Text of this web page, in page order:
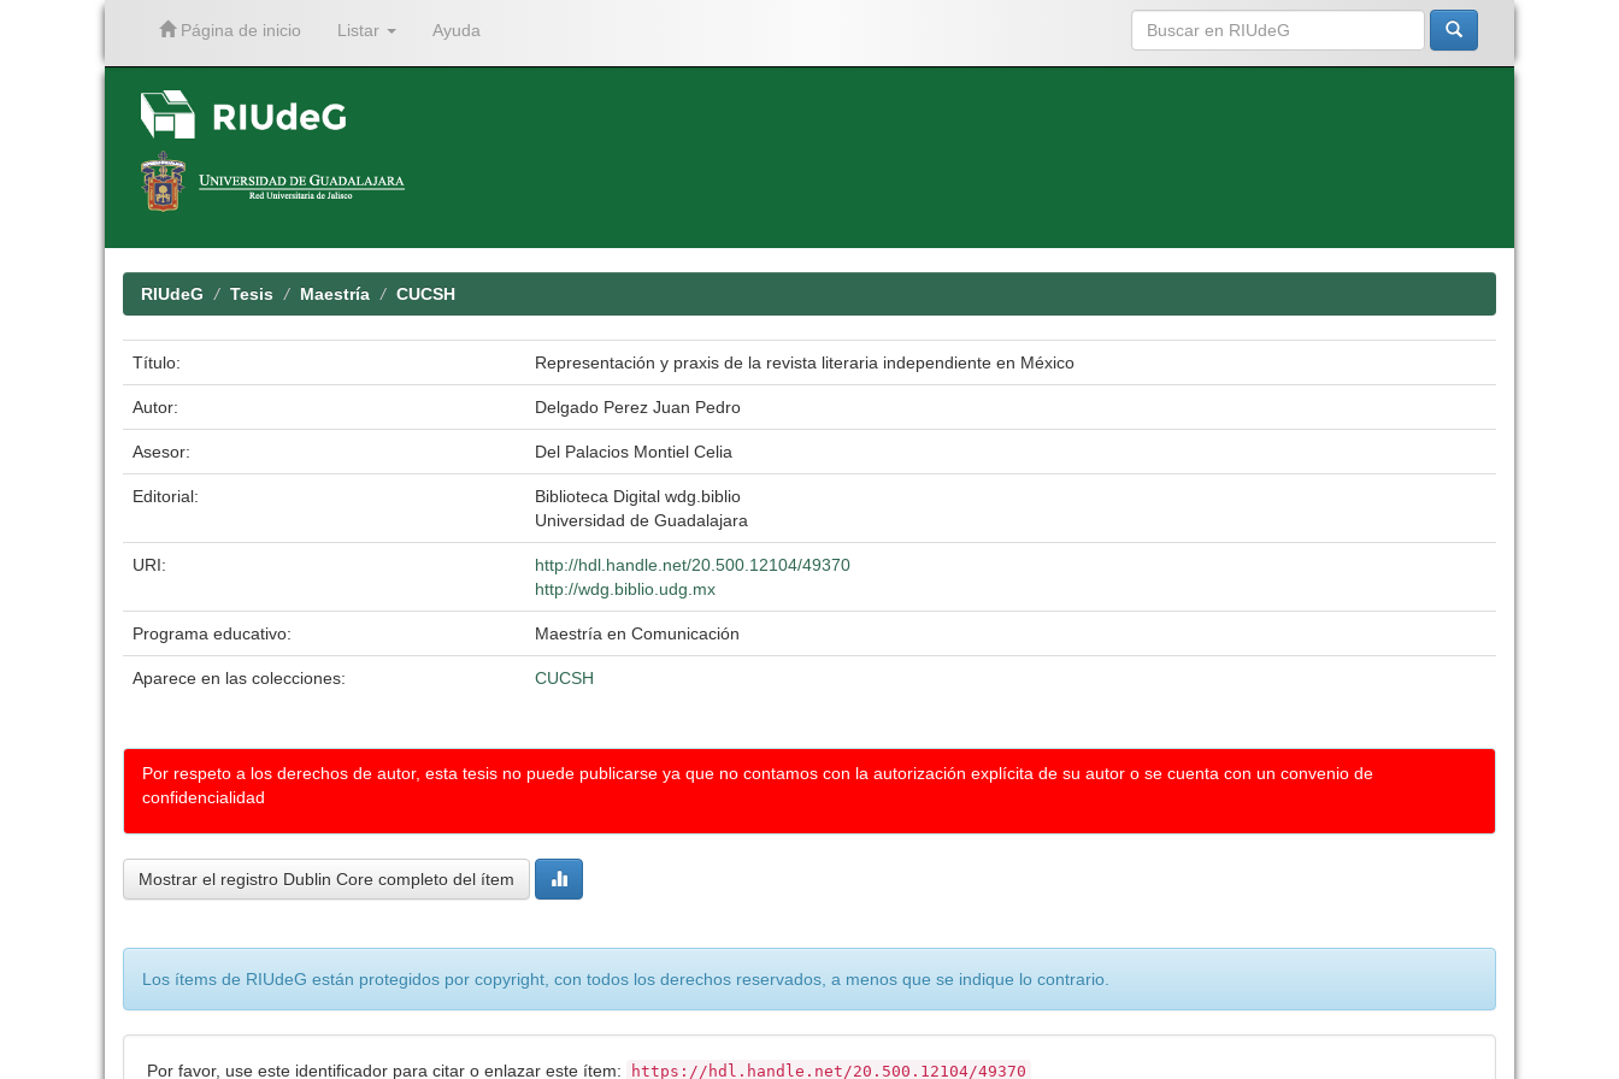
Página de inicio Listar Ayuda
RIUdeG Tesis Maestría CUCSH
Título: Representación y praxis de la revista literaria independiente en México
Autor: Delgado Perez Juan Pedro
Asesor: Del Palacios Montiel Celia
Editorial:
Biblioteca Digital wdg.biblio
Universidad de Guadalajara
URI:
http://hdl.handle.net/20.500.12104/49370
http://wdg.biblio.udg.mx
Programa educativo: Maestría en Comunicación
Aparece en las colecciones: CUCSH
Por respeto a los derechos de autor, esta tesis no puede publicarse ya que no contamos con la autorización explícita de su autor o se cuenta con un convenio de
confidencialidad
Mostrar el registro Dublin Core completo del ítem
Los ítems de RIUdeG están protegidos por copyright, con todos los derechos reservados, a menos que se indique lo contrario.
Por favor, use este identificador para citar o enlazar este ítem: https://hdl.handle.net/20.500.12104/49370